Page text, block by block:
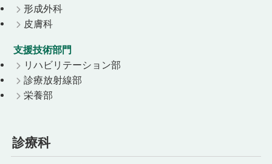
形成外科
皮膚科
支援技術部門
リハビリテーション部
診療放射線部
栄養部
診療科